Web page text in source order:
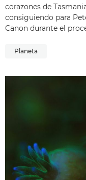
corazones de
consiguiendo para
Canon durante el
Planeta